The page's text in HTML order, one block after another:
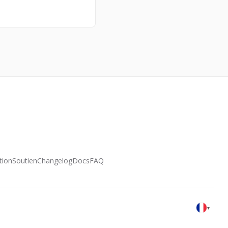
SoutienChangelogDocsFAQ
Français
▾